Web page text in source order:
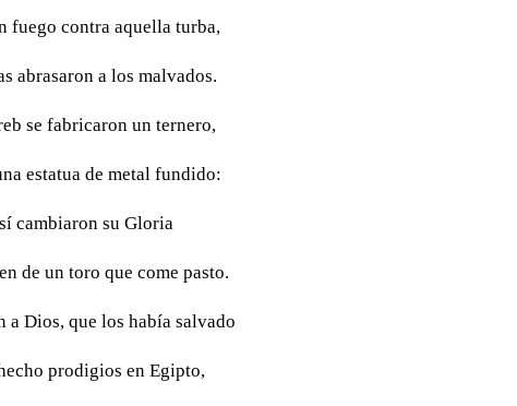
fuego contra aquella turba,
abrasaron a los malvados.
se fabricaron un ternero,
estatua de metal fundido:
cambiaron su Gloria
de un toro que come pasto.
a Dios, que los había salvado
prodigios en Egipto,